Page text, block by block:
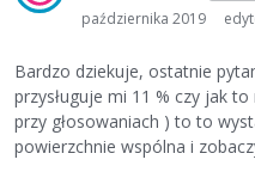
października 2019
Bardzo dziekuje, ostatnie
przysługuje mi 11 % czy jak
przy głosowaniach ) to to
powierzchnie wspólna i